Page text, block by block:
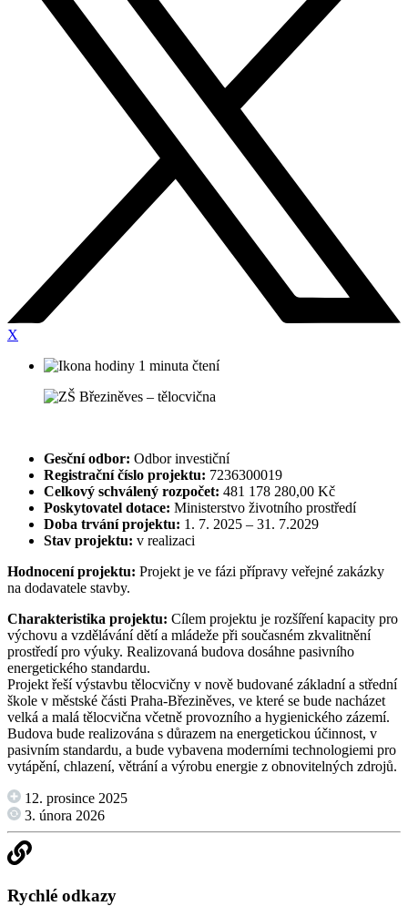
X
1 minuta čtení
Gesční odbor: Odbor investiční
Registrační číslo projektu: 7236300019
Celkový schválený rozpočet: 481 178 280,00 Kč
Poskytovatel dotace: Ministerstvo životního prostředí
Doba trvání projektu: 1. 7. 2025 – 31. 7.2029
Stav projektu: v realizaci
Hodnocení projektu: Projekt je ve fázi přípravy veřejné zakázky
na dodavatele stavby.
Charakteristika projektu: Cílem projektu je rozšíření kapacity pro
výchovu a vzdělávání dětí a mládeže při současném zkvalitnění
prostředí pro výuky. Realizovaná budova dosáhne pasivního
energetického standardu.
Projekt řeší výstavbu tělocvičny v nově budované základní a střední
škole v městské části Praha-Březiněves, ve které se bude nacházet
velká a malá tělocvična včetně provozního a hygienického zázemí.
Budova bude realizována s důrazem na energetickou účinnost, v
pasivním standardu, a bude vybavena moderními technologiemi pro
vytápění, chlazení, větrání a výrobu energie z obnovitelných zdrojů.
12. prosince 2025
3. února 2026
Rychlé odkazy